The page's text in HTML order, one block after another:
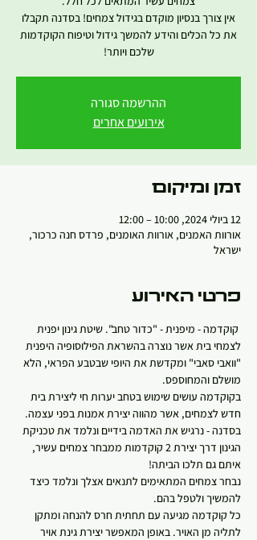
אין צורך בנסיון מוקדם בגידול צמחים! בסדנה תקבלו
את כל הכלים והידע להמשך גידול וטיפוח הקוקדמות
שלכם ויותר!
ההרשמה סגורה
אירועים אחרים
זמן ומיקום
12 ביולי 2024, 10:00 – 12:00
אורוות האמנים, אורוות האומנים, פרדס חנה כרכור,
ישראל
פרטי האירוע
קוקדמה - מיפנית - "כדור טחב". שיטת גינון יפנית
לצמחי בית אשר נוצרה בהשראת הפילוסופיה היפנית
"וואבי סאבי" ומקדשת את היופי שבטבע הפראי, הלא
מושלם והמחוספס.
בקוקדמה עושים שימוש בטחב יערות חי ליצירת בית
חדש לצמחים, אשר מהווה יצירת אמנות בפני עצמה.
בסדנה - נרגיש את האדמה בידיים ונלמד את טכניקת
הגינון דרך יצירת 2 קוקדמות ממבחר צמחים עשיר,
איתם גם תלכו הביתה!
נבחר צמחים המתאימים לתנאים אצלך ונלמד כיצד
להמשיך ולטפל בהם.
כל קוקדמה מגיעה עם תחתית חרס להנחה ומתקן
לתליה מן האויר. באופן המאפשר יצירת גינת אויר